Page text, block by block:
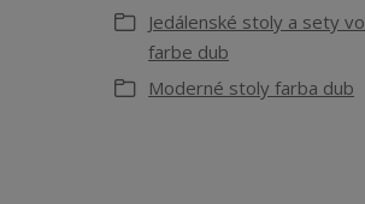
Jedálenské stoly a sety vo
farbe dub
Moderné stoly farba dub